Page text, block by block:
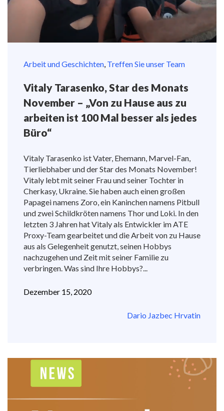
Arbeit und Geschichten, Treffen Sie unser Team
Vitaly Tarasenko, Star des Monats
November – „Von zu Hause aus zu
arbeiten ist 100 Mal besser als jedes
Büro“
Vitaly Tarasenko ist Vater, Ehemann, Marvel-Fan,
Tierliebhaber und der Star des Monats November!
Vitaly lebt mit seiner Frau und seiner Tochter in
Cherkasy, Ukraine. Sie haben auch einen großen
Papagei namens Zoro, ein Kaninchen namens Pitbull
und zwei Schildkröten namens Thor und Loki. In den
letzten 3 Jahren hat Vitaly als Entwickler im ATE
Proxy-Team gearbeitet und die Arbeit von zu Hause
aus als Gelegenheit genutzt, seinen Hobbys
nachzugehen und Zeit mit seiner Familie zu
verbringen. Was sind Ihre Hobbys?...
Dezember 15, 2020
Dario Jazbec Hrvatin